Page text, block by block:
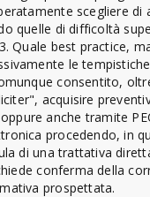
scegliere di
quelle di difficoltà
Quale best practice,
le
consentito,
acquisire
anche tramite
procedendo, in
di una trattativa
conferma della
prospettata.